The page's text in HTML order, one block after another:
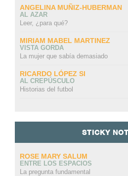
ANGELINA MUÑIZ-HUBERMAN
AL AZAR
Leer, ¿para qué?
MIRIAM MABEL MARTINEZ
VISTA GORDA
La mujer que sabía demasiado
RICARDO LÓPEZ SI
AL CREPÚSCULO
Historias del futbol
STICKY
ROSE MARY SALUM
ENTRE LOS ESPACIOS
La pregunta fundamental